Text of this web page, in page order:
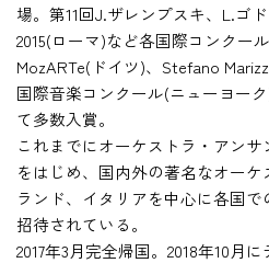
場。第11回J.ザレンプスキ、L.ゴ
2015(ローマ)など各国際コンクー
MozARTe(ドイツ)、Stefano
国際音楽コンクール(ニューヨー
て多数入賞。
これまでにオーケストラ・アン
をはじめ、国内外の著名なオー
ランド、イタリアを中心に各国
招待されている。
2017年3月完全帰国。2018年10月